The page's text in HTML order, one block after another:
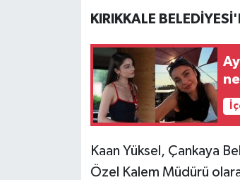
KIRIKKALE
Kaan Yüksel, Çankaya
Özel Kalem Müdürü